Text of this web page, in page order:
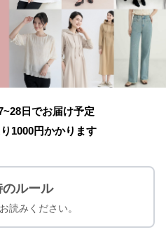
日でお届け予定
1000円かかります
のルール
読みください。